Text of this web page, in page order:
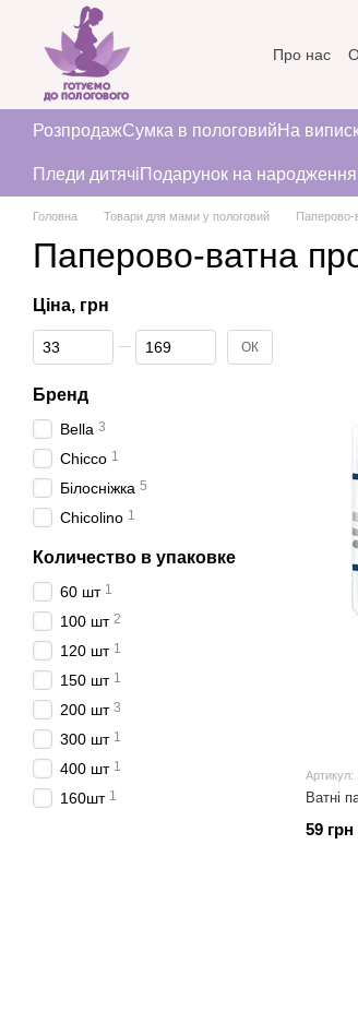
Перейти до основного контенту
Про нас
РозпродажСумка в пологовий На
Пледи дитячі Подарунок на
Головна Товари для мами у пологовий Паперово-
Паперово-ватна
Артикул:
Ватні
59 грн
Ціна, грн
Від Ціна, грн
До Ціна, грн ОК
Бренд
Bella 3
Chicco 1
Білосніжка 5
Chicolino 1
Количество в упаковке
60 шт 1
100 шт 2
120 шт 1
150 шт 1
200 шт 3
300 шт 1
400 шт 1
160шт 1